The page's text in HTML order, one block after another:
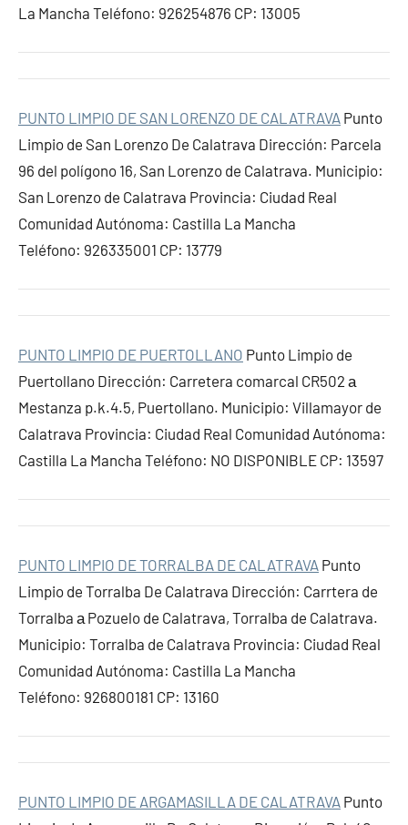
La Mancha Teléfono: 926254876 CP: 13005
PUNTO LIMPIO DE SAN LORENZO DE CALATRAVA Punto
Limpio de San Lorenzo De Calatrava Dirección: Parcela
96 del polígono 16, San Lorenzo de Calatrava. Municipio:
San Lorenzo de Calatrava Provincia: Ciudad Real
Comunidad Autónoma: Castilla La Mancha
Teléfono: 926335001 CP: 13779
PUNTO LIMPIO DE PUERTOLLANO Punto Limpio de
Puertollano Dirección: Carretera comarcal CR502 а
Mestanza p.k.4.5, Puertollano. Municipio: Villamayor de
Calatrava Provincia: Ciudad Real Comunidad Autónoma:
Castilla La Mancha Teléfono: NO DISPONIBLE CP: 13597
PUNTO LIMPIO DE TORRALBA DE CALATRAVA Punto
Limpio de Torralba De Calatrava Dirección: Carrtera de
Torralba а Pozuelo de Calatrava, Torralba de Calatrava.
Municipio: Torralba de Calatrava Provincia: Ciudad Real
Comunidad Autónoma: Castilla La Mancha
Teléfono: 926800181 CP: 13160
PUNTO LIMPIO DE ARGAMASILLA DE CALATRAVA Punto